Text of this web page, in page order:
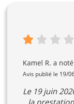
Kamel R. a noté
Avis publié le 19/
Le 19 juin